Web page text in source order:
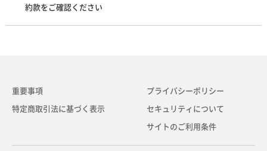
約款をご確認ください
重要事項
特定商取引法に基づく表示
プライバシーポリシー
セキュリティについて
サイトのご利用条件